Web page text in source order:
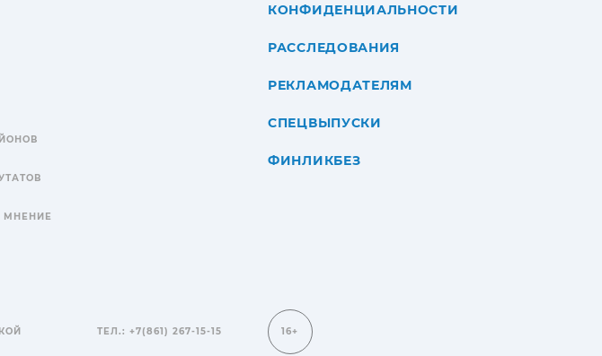
МНЕНИЕ
КОНФИДЕНЦИАЛЬНОСТИ
РАССЛЕДОВАНИЯ
РЕКЛАМОДАТЕЛЯМ
СПЕЦВЫПУСКИ
ФИНЛИКБЕЗ
ТЕЛ.: +7(861) 267-15-15 16+